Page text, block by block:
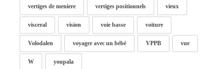
vertiges de meniere vertiges positionnels vieux
visceral vision voie basse voiture
Volodalen voyager avec un bébé VPPB vue
W youpala